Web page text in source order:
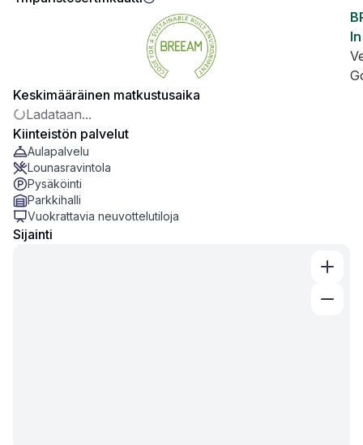
Keskimääräinen matkustusaika
Ladataan...
Kiinteistön palvelut
Aulapalvelu
Lounasravintola
Pysäköinti
Parkkihalli
Vuokrattavia neuvottelutiloja
Sijainti